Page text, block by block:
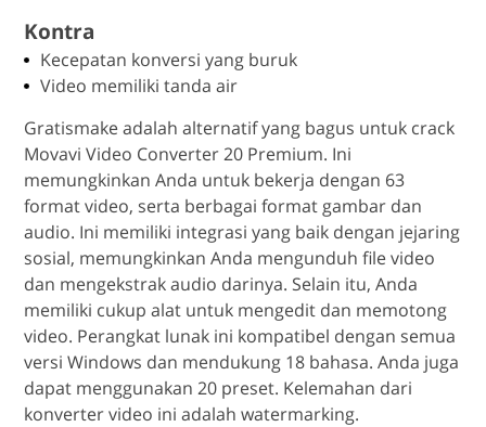
Kontra
Kecepatan konversi yang buruk
Video memiliki tanda air
Gratismake adalah alternatif yang bagus untuk crack
Movavi Video Converter 20 Premium. Ini
memungkinkan Anda untuk bekerja dengan 63
format video, serta berbagai format gambar dan
audio. Ini memiliki integrasi yang baik dengan jejaring
sosial, memungkinkan Anda mengunduh file video
dan mengekstrak audio darinya. Selain itu, Anda
memiliki cukup alat untuk mengedit dan memotong
video. Perangkat lunak ini kompatibel dengan semua
versi Windows dan mendukung 18 bahasa. Anda juga
dapat menggunakan 20 preset. Kelemahan dari
konverter video ini adalah watermarking.